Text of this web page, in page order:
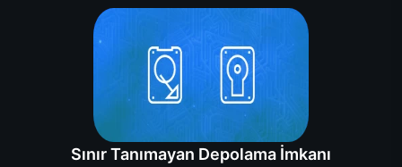
Sınır Tanımayan Depolama İmkanı